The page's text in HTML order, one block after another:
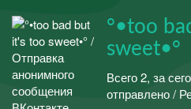
°•too
sweet•°
Всего 2, за
отправлено /